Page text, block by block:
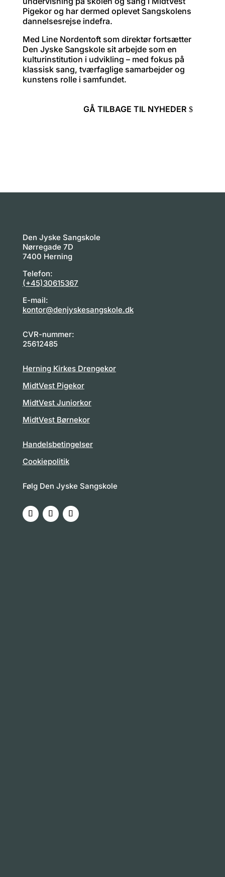
Pigekor og har dermed oplevet Sangskolens
dannelsesrejse indefra.
Med Line Nordentoft som direktør fortsætter
Den Jyske Sangskole sit arbejde som en
kulturinstitution i udvikling – med fokus på
klassisk sang, tværfaglige samarbejder og
kunstens rolle i samfundet.
GÅ TILBAGE TIL NYHEDER
Den Jyske Sangskole
Nørregade 7D
7400 Herning
Telefon:
(+45)30615367
E-mail:
kontor@denjyskesangskole.dk
CVR-nummer:
25612485
Herning Kirkes Drengekor
MidtVest Pigekor
MidtVest Juniorkor
MidtVest Børnekor
Handelsbetingelser
Cookiepolitik
Følg Den Jyske Sangskole